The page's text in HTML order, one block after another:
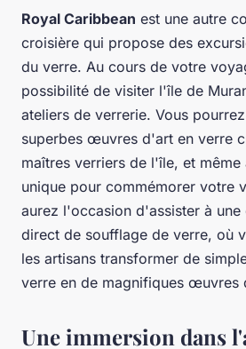
Royal Caribbean est une autre
croisière qui propose des
du verre. Au cours de votre
possibilité de visiter l'île de
ateliers de verrerie. Vous
superbes œuvres d'art en verre
maîtres verriers de l'île, et même
unique pour commémorer votre
aurez l'occasion d'assister à une
direct de soufflage de verre, où
les artisans transformer de
verre en de magnifiques œuvres
Une immersion dans